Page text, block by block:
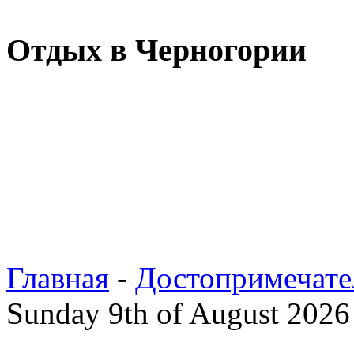
Отдых в Черногории
Главная -
Sunday 9th of August 2026